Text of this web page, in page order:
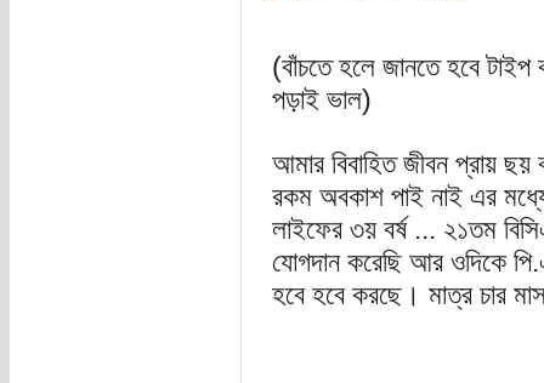
(বাঁচতে হলে জানতে হবে টাইপ
পড়াই ভাল)
আমার বিবাহিত জীবন প্রায়
রকম অবকাশ পাই নাই এর
লাইফের ৩য় বর্ষ ... ২১তম
যোগদান করেছি আর ওদিকে
হবে হবে করছে। মাত্র চার